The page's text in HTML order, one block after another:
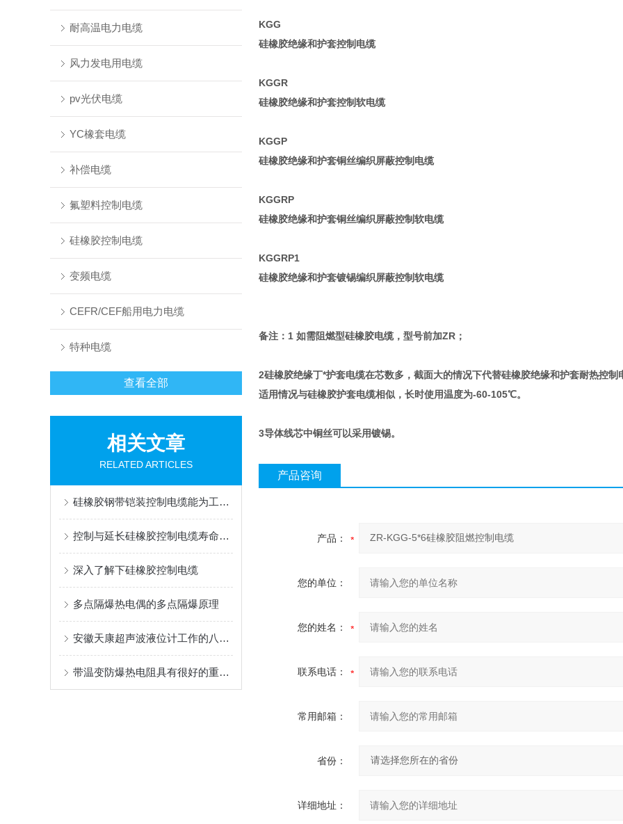
耐高温电力电缆
风力发电用电缆
pv光伏电缆
YC橡套电缆
补偿电缆
氟塑料控制电缆
硅橡胶控制电缆
变频电缆
CEFR/CEF船用电力电缆
特种电缆
查看全部
相关文章
RELATED ARTICLES
硅橡胶钢带铠装控制电缆能为工业生产和各类工程提供可靠的保障
控制与延长硅橡胶控制电缆寿命的方法
深入了解下硅橡胶控制电缆
多点隔爆热电偶的多点隔爆原理
安徽天康超声波液位计工作的八大因素
带温变防爆热电阻具有很好的重现性和稳定性
KGG
硅橡胶绝缘和护套控制电缆
KGGR
硅橡胶绝缘和护套控制软电缆
KGGP
硅橡胶绝缘和护套铜丝编织屏蔽控制电缆
KGGRP
硅橡胶绝缘和护套铜丝编织屏蔽控制软电缆
KGGRP1
硅橡胶绝缘和护套镀锡编织屏蔽控制软电缆
备注：1 如需阻燃型硅橡胶电缆，型号前加ZR；
2硅橡胶绝缘丁*护套电缆在芯数多，截面大的情况下代替硅橡胶绝缘和护套耐热控制
适用情况与硅橡胶护套电缆相似，长时使用温度为-60-105℃。
3导体线芯中铜丝可以采用镀锡。
产品咨询
产品：
您的单位：
您的姓名：
联系电话：
常用邮箱：
省份：
详细地址：